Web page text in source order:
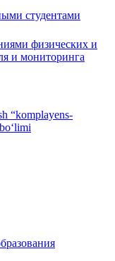
студентами
физических и
и мониторинга
“komplayens-